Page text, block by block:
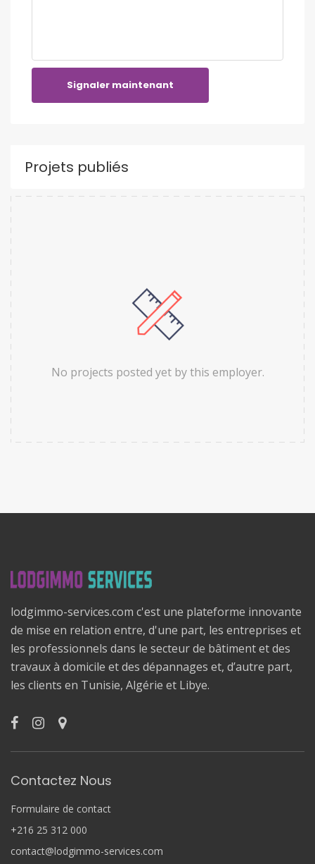
Signaler maintenant
Projets publiés
No projects posted yet by this employer.
lodgimmo-services.com c'est une plateforme innovante
de mise en relation entre, d'une part, les entreprises et
les professionnels dans le secteur de bâtiment et des
travaux à domicile et des dépannages et, d’autre part,
les clients en Tunisie, Algérie et Libye.
Contactez Nous
Formulaire de contact
+216 25 312 000
contact@lodgimmo-services.com